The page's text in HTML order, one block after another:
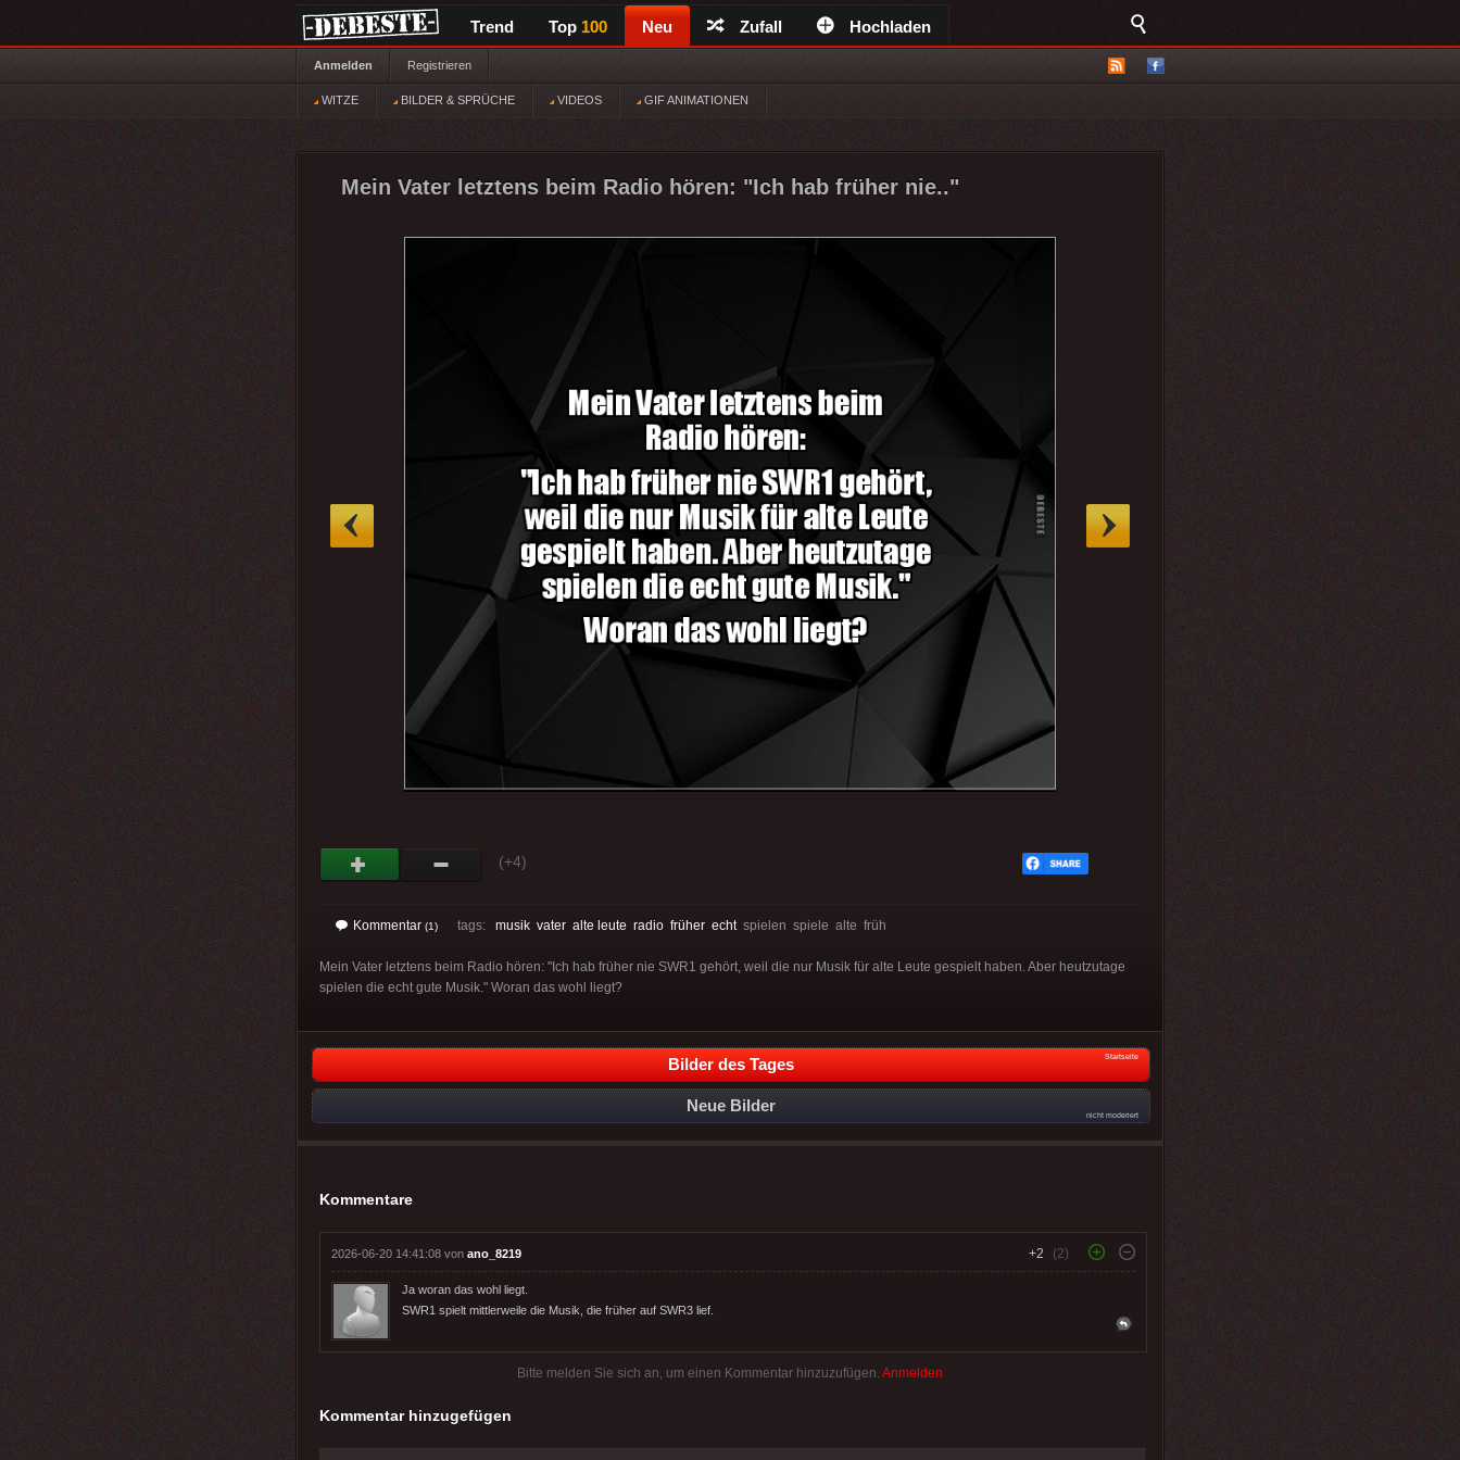
Trend Top 100 Neu Zufall Hochladen
Anmelden Registrieren
WITZE BILDER & SPRÜCHE VIDEOS GIF ANIMATIONEN
Mein Vater letztens beim Radio hören: "Ich hab früher nie.."
(+4)
Kommentar (1) tags: musik vater alte leute radio früher echtspielen spiele alte früh
Mein Vater letztens beim Radio hören: "Ich hab früher nie SWR1 gehört, weil die nur Musik für alte Leute gespielt haben. Aber heutzutage
spielen die echt gute Musik." Woran das wohl liegt?
Bilder des Tages Startseite
Neue Bilder
nicht moderiert
Kommentare
2026-06-20 14:41:08 von ano_8219 +2 (2)
Ja woran das wohl liegt.
SWR1 spielt mittlerweile die Musik, die früher auf SWR3 lief.
Bitte melden Sie sich an, um einen Kommentar hinzuzufügen. Anmelden
Kommentar hinzugefügen